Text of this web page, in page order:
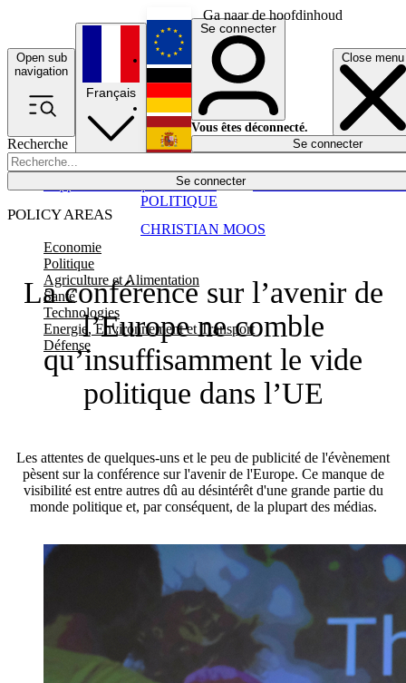
Ga naar de hoofdinhoud
Open sub
navigation
Close menu
Recherche
Se connecter
POLICY AREAS
Economie
Politique
Agriculture et Alimentation
Santé
Technologies
Energie, Environnement et Transport
Défense
Économie
Français
English
Deutsch
Español
Se connecter
Vous êtes déconnecté.
Se connecter
La conférence sur l’avenir de
l’Europe ne comble
qu’insuffisamment le vide
politique dans l’UE
Les attentes de quelques-uns et le peu de publicité de l'évènement
pèsent sur la conférence sur l'avenir de l'Europe. Ce manque de
visibilité est entre autres dû au désintérêt d'une grande partie du
monde politique et, par conséquent, de la plupart des médias.
CHRISTIAN MOOS
POLITIQUE